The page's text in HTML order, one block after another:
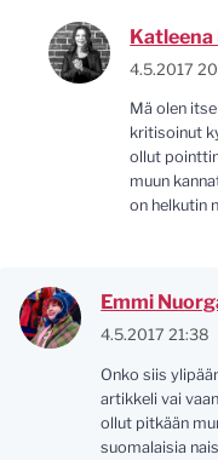
4.5.2017
Mä olen
kritisoinut
ollut
muun
on helkutin
Emmi
4.5.2017 21:38
Onko siis
artikkeli vai
ollut pitkään
suomalaisia